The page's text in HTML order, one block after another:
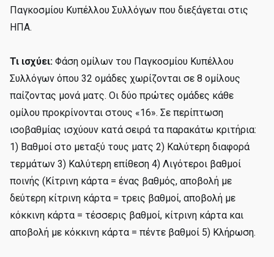
Παγκοσμίου Κυπέλλου Συλλόγων που διεξάγεται στις
ΗΠΑ.
Τι ισχύει: Φάση ομίλων του Παγκοσμίου Κυπέλλου
Συλλόγων όπου 32 ομάδες χωρίζονται σε 8 ομίλους
παίζοντας μονά ματς. Οι δύο πρώτες ομάδες κάθε
ομίλου προκρίνονται στους «16». Σε περίπτωση
ισοβαθμίας ισχύουν κατά σειρά τα παρακάτω κριτήρια:
1) Βαθμοί στο μεταξύ τους ματς 2) Καλύτερη διαφορά
τερμάτων 3) Καλύτερη επίθεση 4) Λιγότεροι βαθμοί
ποινής (Κίτρινη κάρτα = ένας βαθμός, αποβολή με
δεύτερη κίτρινη κάρτα = τρεις βαθμοί, αποβολή με
κόκκινη κάρτα = τέσσερις βαθμοί, κίτρινη κάρτα και
αποβολή με κόκκινη κάρτα = πέντε βαθμοί 5) Κλήρωση.